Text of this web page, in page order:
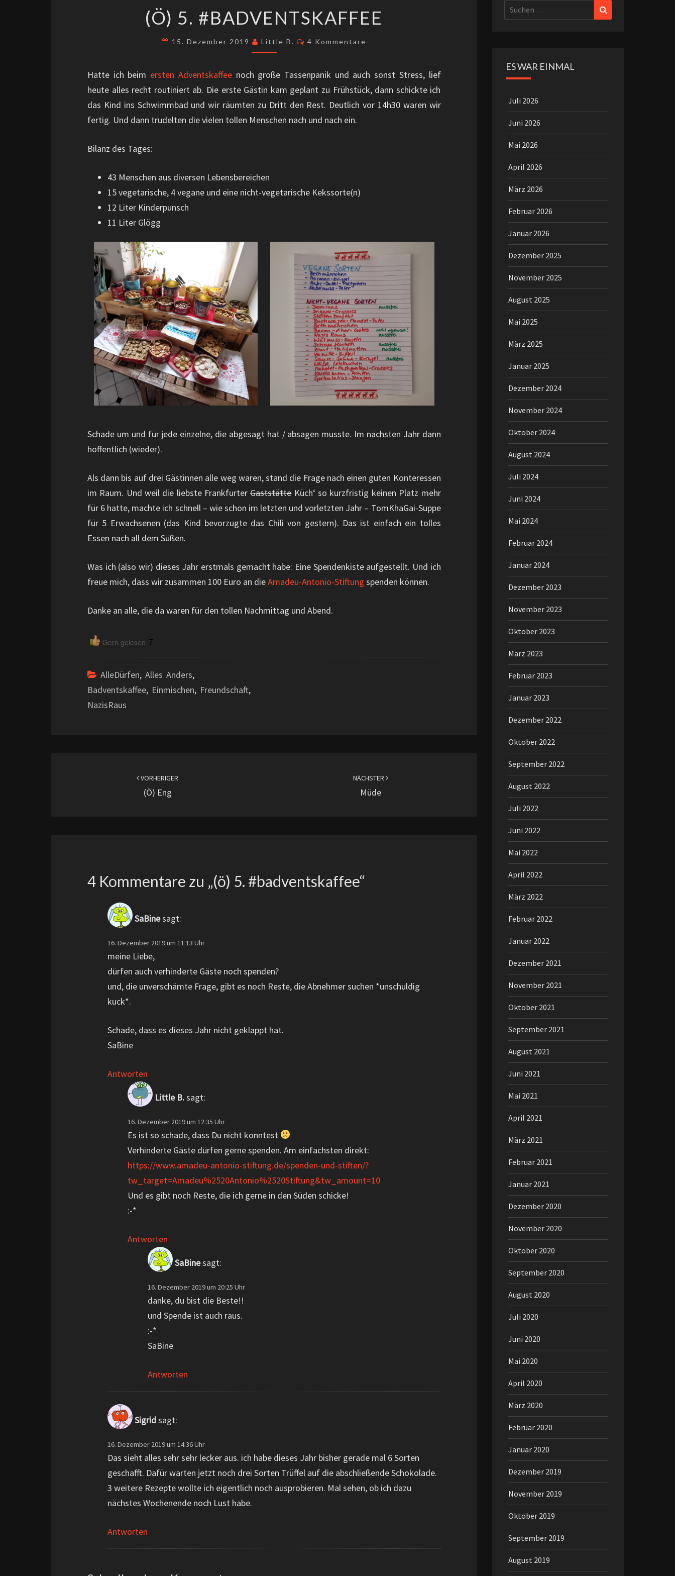
5.
(Ö) 5. #BADVENTSKAFFEE
15. Dezember 2019 Little B. Kommentare
4 Kommentare
Hatte ich beim ersten Adventskaffeenoch große Tassenpanik und auch sonst Stress, lief
heute alles recht routiniert ab. Die erste Gästin kam geplant zu Frühstück, dann schickte ich
das Kind ins Schwimmbad und wir räumten zu Dritt den Rest. Deutlich vor 14h30 waren wir
fertig. Und dann trudelten die vielen tollen Menschen nach und nach ein.
Bilanz des Tages:
43 Menschen aus diversen Lebensbereichen
15 vegetarische, 4 vegane und eine nicht-vegetarische Kekssorte(n)
12 Liter Kinderpunsch
11 Liter Glögg
Schade um und für jede einzelne, die abgesagt hat / absagen musste. Im nächsten Jahr dann
hoffentlich (wieder).
Als dann bis auf drei Gästinnen alle weg waren, stand die Frage nach einen guten Konteressen
im Raum. Und weil die liebste FrankfurterGaststätteKüch‘ so kurzfristig keinen Platz mehr
für 6 hatte, machte ich schnell – wie schon im letzten und vorletzten Jahr – TomKhaGai-Suppe
für 5 Erwachsenen (das Kind bevorzugte das Chili von gestern). Das ist einfach ein tolles
Essen nach all dem Süßen.
Was ich (also wir) dieses Jahr erstmals gemacht habe: Eine Spendenkiste aufgestellt. Und ich
freue mich, dass wir zusammen 100 Euro an dieAmadeu-Antonio-Stiftung spenden können.
Danke an alle, die da waren für den tollen Nachmittag und Abend.
Gern gelesen 7
AlleDürfen, Alles Anders,
Badventskaffee, Einmischen, Freundschaft,
NazisRaus
VORHERIGER
(ö) Eng
NÄCHSTER
Müde
4 Kommentare zu „(ö) 5. #badventskaffee“
SaBinesagt:
16. Dezember 2019 um 11:13 Uhr
meine Liebe,
dürfen auch verhinderte Gäste noch spenden?
und, die unverschämte Frage, gibt es noch Reste, die Abnehmer suchen *unschuldig
kuck*.
Schade, dass es dieses Jahr nicht geklappt hat.
SaBine
Antworten
Little B.sagt:
16. Dezember 2019 um 12:35 Uhr
Es ist so schade, dass Du nicht konntest
Verhinderte Gäste dürfen gerne spenden. Am einfachsten direkt:
https://www.amadeu-antonio-stiftung.de/spenden-und-stiften/?
tw_target=Amadeu%2520Antonio%2520Stiftung&tw_amount=10
Und es gibt noch Reste, die ich gerne in den Süden schicke!
:-*
Antworten
SaBinesagt:
16. Dezember 2019 um 20:25 Uhr
danke, du bist die Beste!!
und Spende ist auch raus.
:-*
SaBine
Antworten
Sigridsagt:
16. Dezember 2019 um 14:36 Uhr
Das sieht alles sehr sehr lecker aus. ich habe dieses Jahr bisher gerade mal 6 Sorten
geschafft. Dafür warten jetzt noch drei Sorten Trüffel auf die abschließende Schokolade.
3 weitere Rezepte wollte ich eigentlich noch ausprobieren. Mal sehen, ob ich dazu
nächstes Wochenende noch Lust habe.
Antworten
Suchen
nach:
ES WAR EINMAL
Juli 2026
Juni 2026
Mai 2026
April 2026
März 2026
Februar 2026
Januar 2026
Dezember 2025
November 2025
August 2025
Mai 2025
März 2025
Januar 2025
Dezember 2024
November 2024
Oktober 2024
August 2024
Juli 2024
Juni 2024
Mai 2024
Februar 2024
Januar 2024
Dezember 2023
November 2023
Oktober 2023
März 2023
Februar 2023
Januar 2023
Dezember 2022
Oktober 2022
September 2022
August 2022
Juli 2022
Juni 2022
Mai 2022
April 2022
März 2022
Februar 2022
Januar 2022
Dezember 2021
November 2021
Oktober 2021
September 2021
August 2021
Juni 2021
Mai 2021
April 2021
März 2021
Februar 2021
Januar 2021
Dezember 2020
November 2020
Oktober 2020
September 2020
August 2020
Juli 2020
Juni 2020
Mai 2020
April 2020
März 2020
Februar 2020
Januar 2020
Dezember 2019
November 2019
Oktober 2019
September 2019
August 2019